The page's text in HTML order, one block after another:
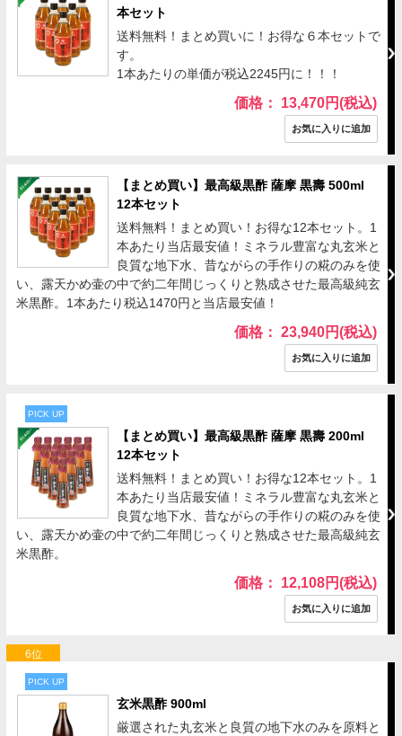
本セット
送料無料！まとめ買いに！お得な６本セットで
す。
1本あたりの単価が税込2245円に！！！
価格： 13,470円(税込)
【まとめ買い】最高級黒酢 薩摩 黒壽 500ml
12本セット
送料無料！まとめ買い！お得な12本セット。1
本あたり当店最安値！ミネラル豊富な丸玄米と
良質な地下水、昔ながらの手作りの糀のみを使
い、露天かめ壷の中で約二年間じっくりと熟成させた最高級純玄
米黒酢。1本あたり税込1470円と当店最安値！
価格： 23,940円(税込)
PICK UP
【まとめ買い】最高級黒酢 薩摩 黒壽 200ml
12本セット
送料無料！まとめ買い！お得な12本セット。1
本あたり当店最安値！ミネラル豊富な丸玄米と
良質な地下水、昔ながらの手作りの糀のみを使
い、露天かめ壷の中で約二年間じっくりと熟成させた最高級純玄
米黒酢。
価格： 12,108円(税込)
6位
PICK UP
玄米黒酢 900ml
厳選された丸玄米と良質の地下水のみを原料と